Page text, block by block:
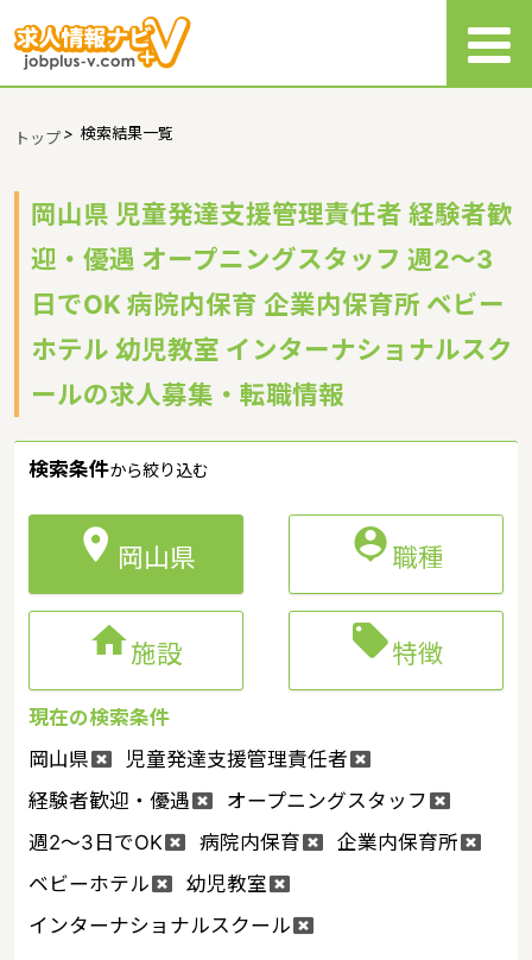
トップ> 検索結果一覧
岡山県 児童発達支援管理責任者 経験者歓
迎・優遇 オープニングスタッフ 週2～3
日でOK 病院内保育 企業内保育所 ベビー
ホテル 幼児教室 インターナショナルスク
ールの求人募集・転職情報
検索条件から絞り込む
 岡山県 職種
施設 特徴
現在の検索条件
岡山県
児童発達支援管理責任者
経験者歓迎・優遇
オープニングスタッフ
週2～3日でOK
病院内保育
企業内保育所
ベビーホテル
幼児教室
インターナショナルスクール